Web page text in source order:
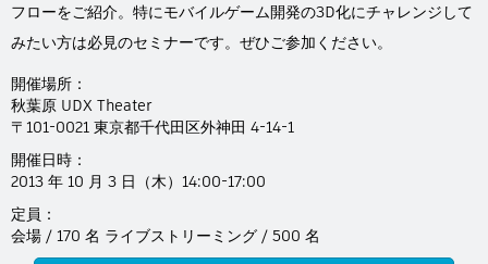
Flow Production Tracking（旧ShotGrid）
Flow Studio
フローをご紹介。特にモバイルゲーム開発の3D化にチャレンジして
みたい方は必見のセミナーです。ぜひご参加ください。
開催場所：
秋葉原 UDX Theater
〒101-0021 東京都千代田区外神田 4-14-1
開催日時：
2013 年 10 月 3 日（木）14:00-17:00
定員：
会場 / 170 名 ライブストリーミング / 500 名